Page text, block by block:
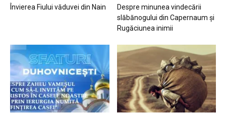
Învierea Fiului văduvei din Nain
Despre minunea vindecării
slăbănogului din Capernaum și
Rugăciunea inimii